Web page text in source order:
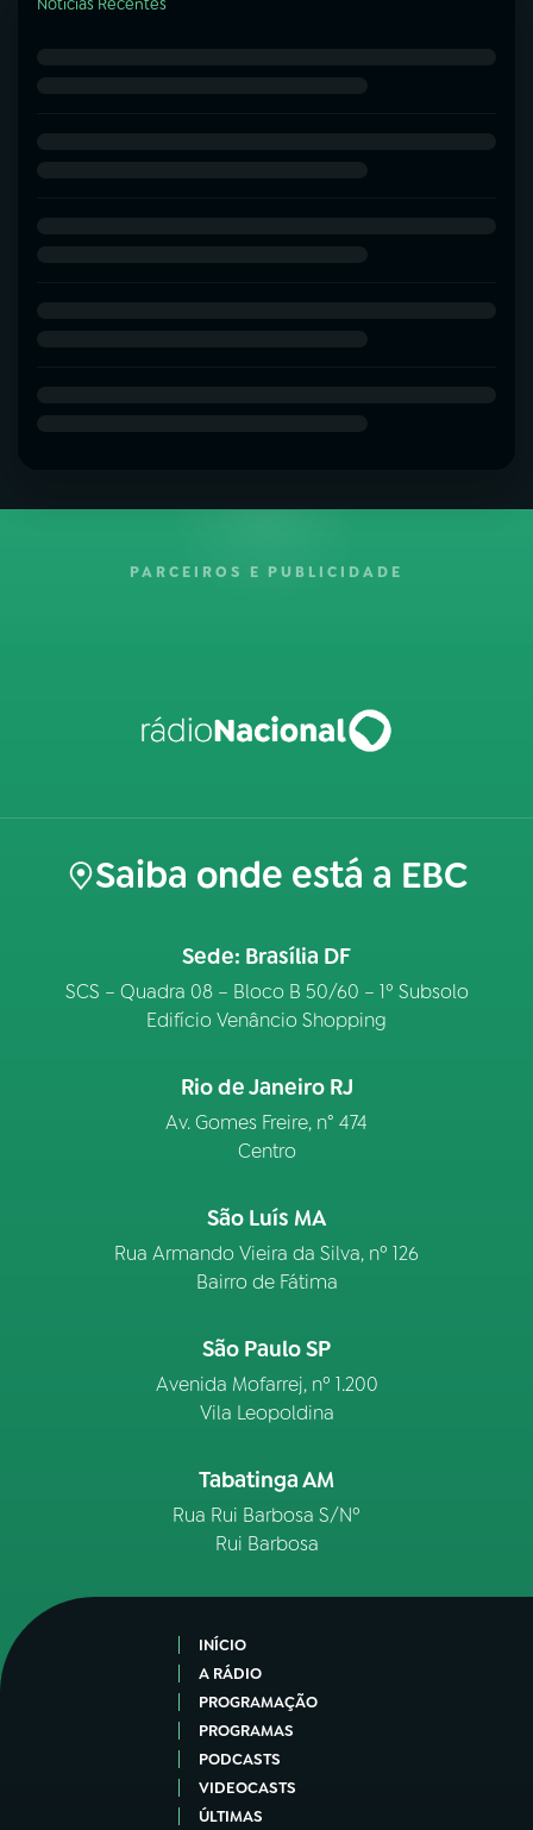
Notícias Recentes
PARCEIROS E PUBLICIDADE
Saiba onde está a EBC
Sede: Brasília DF
SCS – Quadra 08 – Bloco B 50/60 – 1º Subsolo
Edifício Venâncio Shopping
Rio de Janeiro RJ
Av. Gomes Freire, n° 474
Centro
São Luís MA
Rua Armando Vieira da Silva, nº 126
Bairro de Fátima
São Paulo SP
Avenida Mofarrej, nº 1.200
Vila Leopoldina
Tabatinga AM
Rua Rui Barbosa S/Nº
Rui Barbosa
INÍCIO
A RÁDIO
PROGRAMAÇÃO
PROGRAMAS
PODCASTS
VIDEOCASTS
ÚLTIMAS